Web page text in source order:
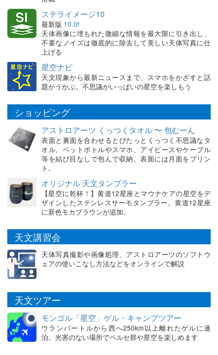
ステライメージ10
最新版 10.0f
天体画像に埋もれた微細な情報を最大限に引き出し、
不要なノイズは徹底的に除去して美しい天体写真に仕
上げる
星空ナビ
天文現象から最新ニュースまで、スマホをかざすと話
題がうかぶ。不思議がいっぱいの星空を楽しもう
ショッピング
アストロアーツ くっつくタオル 〜 包むーん
表面と裏面を合わせるとぴたっとくっつく不思議なタ
オル。ペットボトルやスマホ、アイピースやケーブル
等を結び目なしで包んで収納。表面には月面をプリン
ト。
オリジナル 天文タンブラー
【星空に乾杯！】黄道12星座とマウナケアの星空をデ
ザインしたステンレスサーモタンブラー。黄道12星座
に新色モカブラウンが追加。
天文講習会
天体写真撮影や画像処理、アストロアーツのソフトウ
ェアの使いこなし方法などをオンラインで解説
天文ツアー
モンゴル「星空」ゲル・キャンプツアー
ウランバートルから西へ250km以上離れたゲルに連
泊。光害のない場所でペルセ群や星空を楽しめます